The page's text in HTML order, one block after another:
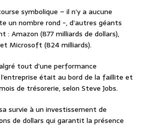
symbolique – il n’y a aucune
un nombre rond -, d’autres géants
: Amazon (877 milliards de dollars),
Microsoft (824 milliards).
tout d’une performance
l’entreprise était au bord de la faillite et
de trésorerie, selon Steve Jobs.
survie à un investissement de
de dollars qui garantit la présence